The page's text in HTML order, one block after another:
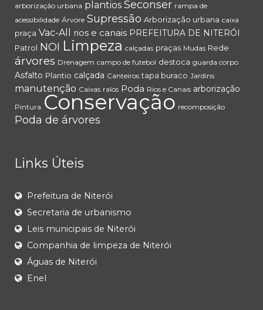
arborização urbana plantios Seconser rampa de
acessibilidade Árvore Supressão Arborização urbana caixa
praça Vac-All rios e canais PREFEITURA DE NITERÓI
Patrol NOI Limpeza calçadas praças Mudas Rede
árvores Drenagem campo de futebol destoca guarda corpo
Asfalto Plantio calçada Canteiros tapa buraco Jardins
manutenção Caixas ralos Poda Rios e Canais arborização
Pintura Conservação recomposição
Poda de árvores
Links Úteis
Prefeitura de Niterói
Secretaria de urbanismo
Leis municipais de Niterói
Companhia de limpeza de Niterói
Águas de Niterói
Enel